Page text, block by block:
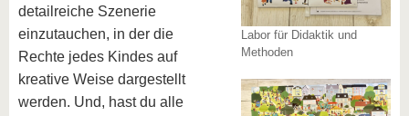
Labor für Didaktik und
Methoden
detailreiche Szenerie
einzutauchen, in der die
Rechte jedes Kindes auf
kreative Weise dargestellt
werden. Und, hast du alle